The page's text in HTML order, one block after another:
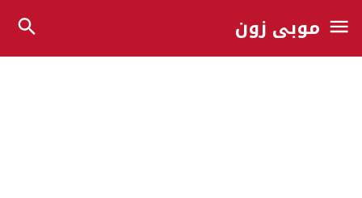
موبي زون